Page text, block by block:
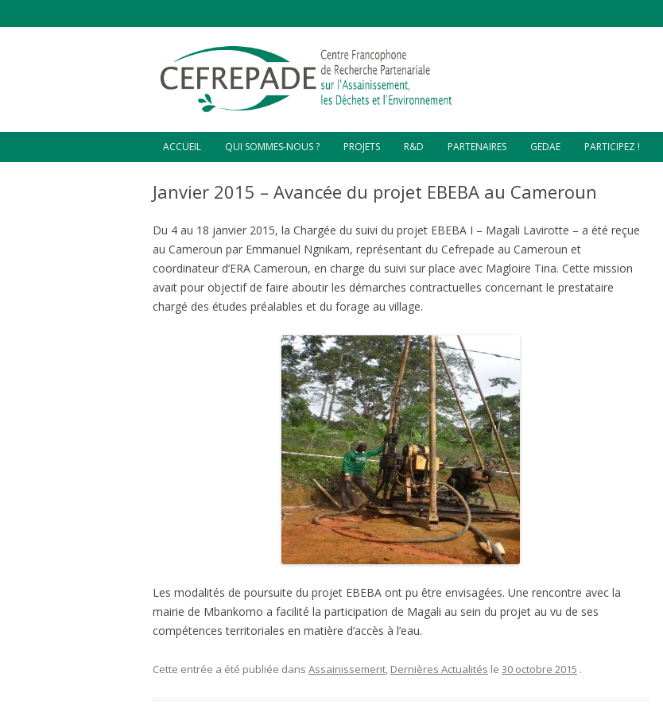
Aller
au
contenu
ACCUEIL QUI SOMMES-NOUS ?
L’ÉQUIPE DIRIGEANTE
CHARGÉS DE MISSIONS ET
STAGIAIRES
PROJETS
CAMEROUN
COMPOSTAGE – CITÉ SOLEIL,
HAÏTI
ZONE ATELIER MULTI-PROJETS –
GROS MORNE ET GRANDE
PLAINE, HAÏTI
ACCOMPAGNEMENT GESTION
DÉCHETS – GROS MORNE
DAVID
ELECTRIFICATION SOLAIRE –
GROS MORNE
EDUCATION – GROS MORNE
HAÏTI
PLATEFORME RE-SOURCES,
MULTI-PAYS
PROMOTION DU 1% DÉCHETS –
PAGEDS
R&D
PYROLYSE DE DÉCHETS
COMPOSTAGE RÉSIDUS
TOILETTES SÈCHES
FABRICATION BÛCHETTES
FABRICATION PAVÉS PLASTIQUES
PARTENAIRES GEDAE PARTICIPEZ !
Janvier 2015 – Avancée du projet EBEBA au Cameroun
Du 4 au 18 janvier 2015, la Chargée du suivi du projet EBEBA I – Magali Lavirotte – a été reçue
au Cameroun par Emmanuel Ngnikam, représentant du Cefrepade au Cameroun et
coordinateur d’ERA Cameroun, en charge du suivi sur place avec Magloire Tina. Cette mission
avait pour objectif de faire aboutir les démarches contractuelles concernant le prestataire
chargé des études préalables et du forage au village.
Les modalités de poursuite du projet EBEBA ont pu être envisagées. Une rencontre avec la
mairie de Mbankomo a facilité la participation de Magali au sein du projet au vu de ses
compétences territoriales en matière d’accès à l’eau.
Cette entrée a été publiée dans Assainissement, Dernières Actualités le 30 octobre 2015 .